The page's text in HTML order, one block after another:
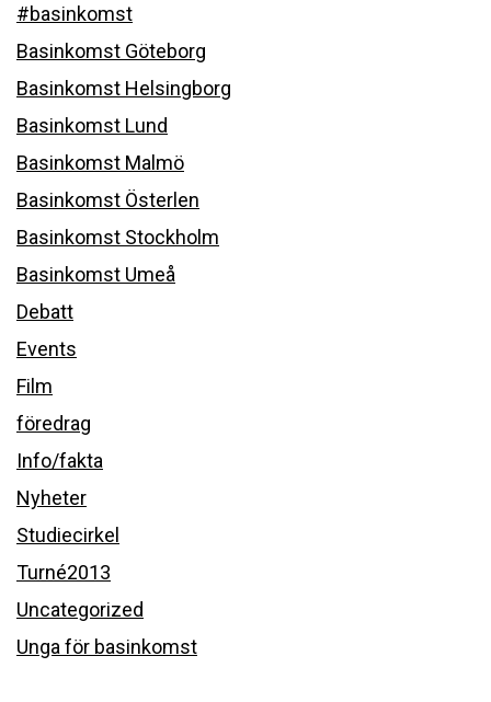
#basinkomst
Basinkomst Göteborg
Basinkomst Helsingborg
Basinkomst Lund
Basinkomst Malmö
Basinkomst Österlen
Basinkomst Stockholm
Basinkomst Umeå
Debatt
Events
Film
föredrag
Info/fakta
Nyheter
Studiecirkel
Turné2013
Uncategorized
Unga för basinkomst